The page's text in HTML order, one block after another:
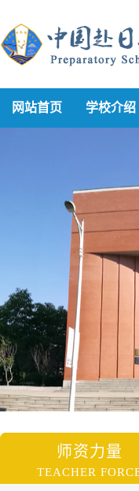
网站首页 学校介绍
师资力量
TEACHER